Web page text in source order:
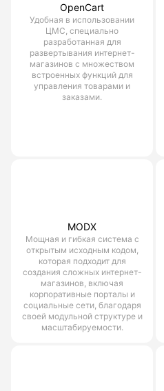
OpenCart
Удобная в использовании
ЦМС, специально
разработанная для
развертывания интернет-
магазинов с множеством
встроенных функций для
управления товарами и
заказами.
MODX
Мощная и гибкая система с
открытым исходным кодом,
которая подходит для
создания сложных интернет-
магазинов, включая
корпоративные порталы и
социальные сети, благодаря
своей модульной структуре и
масштабируемости.